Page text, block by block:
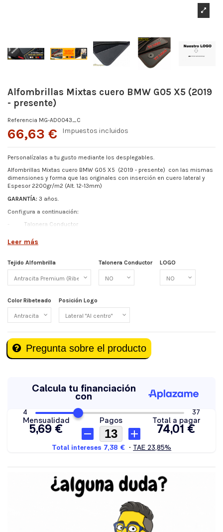
Alfombrillas Mixtas cuero BMW G05 X5 (2019
- presente)
Referencia MG-AD0043_C
66,63 € Impuestos incluidos
Personalízalas a tu gusto mediante los desplegables.
Alfombrillas Mixtas cuero BMW G05 X5 (2019 - presente) con las mismas
dimensiones y forma que las originales con inserción en cuero lateral y
Espesor 2200gr/m2 (Alt. 12-13mm)
GARANTÍA: 3 años.
Configura a continuación:
-
Talonera Conductor
Color Ribeteado
-
Posición de Logo
Más detalles abajo.
Leer más
Tejido Alfombrilla Talonera Conductor LOGO
Color Ribeteado Posición Logo
Pregunta sobre el producto